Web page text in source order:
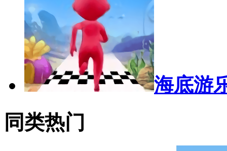
海底游
同类热门